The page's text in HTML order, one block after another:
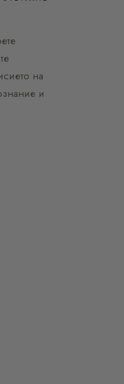
на
и